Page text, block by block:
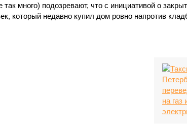
так много) подозревают, что с инициативой о
который недавно купил дом ровно напротив